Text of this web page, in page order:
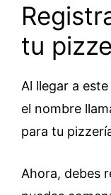
tu
Al llegar a
el nombre
para tu
Ahora, debes